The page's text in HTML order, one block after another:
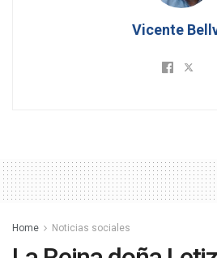
Vicente
Home Noticias sociales